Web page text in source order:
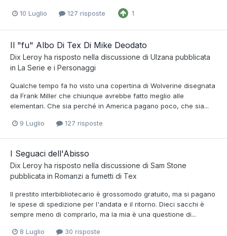
10 Luglio 127 risposte 1
Il "fu" Albo Di Tex Di Mike Deodato
Dix Leroy ha risposto nella discussione di Ulzana pubblicata
in La Serie e i Personaggi
Qualche tempo fa ho visto una copertina di Wolverine disegnata
da Frank Miller che chiunque avrebbe fatto meglio alle
elementari. Che sia perché in America pagano poco, che sia...
9 Luglio 127 risposte
I Seguaci dell'Abisso
Dix Leroy ha risposto nella discussione di Sam Stone
pubblicata in Romanzi a fumetti di Tex
Il prestito interbibliotecario è grossomodo gratuito, ma si pagano
le spese di spedizione per l'andata e il ritorno. Dieci sacchi è
sempre meno di comprarlo, ma la mia è una questione di...
8 Luglio 30 risposte